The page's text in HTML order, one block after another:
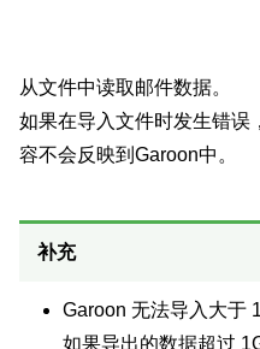
从文件中读取邮件数据。
如果在导入文件时发生错误
容不会反映到Garoon中。
补充
Garoon 无法导入大于
如果导出的数据超过